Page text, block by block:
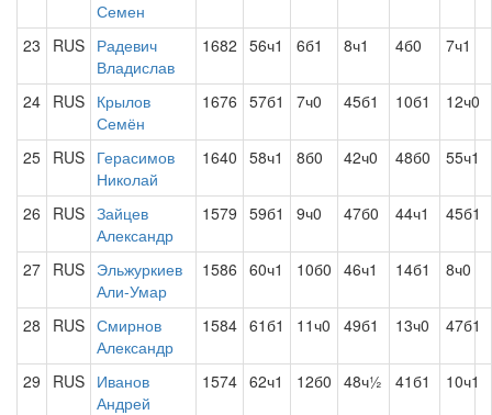
Семен
23 RUS Радевич
Владислав
1682 56ч1 6б1 8ч1 4б0 7ч1
24 RUS Крылов
Семён
1676 57б1 7ч0 45б1 10б1 12ч0
25 RUS Герасимов
Николай
1640 58ч1 8б0 42ч0 48б0 55ч1
26 RUS Зайцев
Александр
1579 59б1 9ч0 47б0 44ч1 45б1
27 RUS Эльжуркиев
Али-Умар
1586 60ч1 10б0 46ч1 14б1 8ч0
28 RUS Смирнов
Александр
1584 61б1 11ч0 49б1 13ч0 47б1
29 RUS Иванов
Андрей
1574 62ч1 12б0 48ч½ 41б1 10ч1